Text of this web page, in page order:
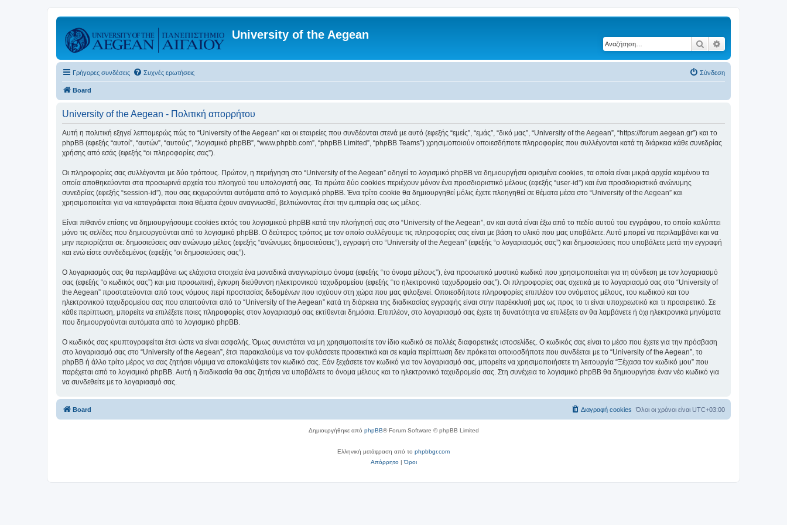
University of the Aegean
Αναζήτηση
Γρήγορες συνδέσεις Συχνές ερωτήσεις Σύνδεση
Board
University of the Aegean - Πολιτική απορρήτου
Αυτή η πολιτική εξηγεί λεπτομερώς πώς το “University of the Aegean” και οι εταιρείες που συνδέονται στενά με αυτό (εφεξής “εμείς”, “εμάς”, “δικό μας”, “University of the Aegean”, “https://forum.aegean.gr”) και το
phpBB (εφεξής “αυτοί”, “αυτών”, “αυτούς”, “λογισμικό phpBB”, “www.phpbb.com”, “phpBB Limited”, “phpBB Teams”) χρησιμοποιούν οποιεσδήποτε πληροφορίες που συλλέγονται κατά τη διάρκεια κάθε συνεδρίας
χρήσης από εσάς (εφεξής “οι πληροφορίες σας”).
Οι πληροφορίες σας συλλέγονται με δύο τρόπους. Πρώτον, η περιήγηση στο “University of the Aegean” οδηγεί το λογισμικό phpBB να δημιουργήσει ορισμένα cookies, τα οποία είναι μικρά αρχεία κειμένου τα
οποία αποθηκεύονται στα προσωρινά αρχεία του πλοηγού του υπολογιστή σας. Τα πρώτα δύο cookies περιέχουν μόνον ένα προσδιοριστικό μέλους (εφεξής “user-id”) και ένα προσδιοριστικό ανώνυμης
συνεδρίας (εφεξής “session-id”), που σας εκχωρούνται αυτόματα από το λογισμικό phpBB. Ένα τρίτο cookie θα δημιουργηθεί μόλις έχετε πλοηγηθεί σε θέματα μέσα στο “University of the Aegean” και
χρησιμοποιείται για να καταγράφεται ποια θέματα έχουν αναγνωσθεί, βελτιώνοντας έτσι την εμπειρία σας ως μέλος.
Είναι πιθανόν επίσης να δημιουργήσουμε cookies εκτός του λογισμικού phpBB κατά την πλοήγησή σας στο “University of the Aegean”, αν και αυτά είναι έξω από το πεδίο αυτού του εγγράφου, το οποίο καλύπτει
μόνο τις σελίδες που δημιουργούνται από το λογισμικό phpBB. Ο δεύτερος τρόπος με τον οποίο συλλέγουμε τις πληροφορίες σας είναι με βάση το υλικό που μας υποβάλετε. Αυτό μπορεί να περιλαμβάνει και να
μην περιορίζεται σε: δημοσιεύσεις σαν ανώνυμο μέλος (εφεξής “ανώνυμες δημοσιεύσεις”), εγγραφή στο “University of the Aegean” (εφεξής “ο λογαριασμός σας”) και δημοσιεύσεις που υποβάλετε μετά την εγγραφή
και ενώ είστε συνδεδεμένος (εφεξής “οι δημοσιεύσεις σας”).
Ο λογαριασμός σας θα περιλαμβάνει ως ελάχιστα στοιχεία ένα μοναδικά αναγνωρίσιμο όνομα (εφεξής “το όνομα μέλους”), ένα προσωπικό μυστικό κωδικό που χρησιμοποιείται για τη σύνδεση με τον λογαριασμό
σας (εφεξής “ο κωδικός σας”) και μια προσωπική, έγκυρη διεύθυνση ηλεκτρονικού ταχυδρομείου (εφεξής “το ηλεκτρονικό ταχυδρομείο σας”). Οι πληροφορίες σας σχετικά με το λογαριασμό σας στο “University of
the Aegean” προστατεύονται από τους νόμους περί προστασίας δεδομένων που ισχύουν στη χώρα που μας φιλοξενεί. Οποιεσδήποτε πληροφορίες επιπλέον του ονόματος μέλους, του κωδικού και του
ηλεκτρονικού ταχυδρομείου σας που απαιτούνται από το “University of the Aegean” κατά τη διάρκεια της διαδικασίας εγγραφής είναι στην παρέκκλισή μας ως προς το τι είναι υποχρεωτικό και τι προαιρετικό. Σε
κάθε περίπτωση, μπορείτε να επιλέξετε ποιες πληροφορίες στον λογαριασμό σας εκτίθενται δημόσια. Επιπλέον, στο λογαριασμό σας έχετε τη δυνατότητα να επιλέξετε αν θα λαμβάνετε ή όχι ηλεκτρονικά μηνύματα
που δημιουργούνται αυτόματα από το λογισμικό phpBB.
Ο κωδικός σας κρυπτογραφείται έτσι ώστε να είναι ασφαλής. Όμως συνιστάται να μη χρησιμοποιείτε τον ίδιο κωδικό σε πολλές διαφορετικές ιστοσελίδες. Ο κωδικός σας είναι το μέσο που έχετε για την πρόσβαση
στο λογαριασμό σας στο “University of the Aegean”, έτσι παρακαλούμε να τον φυλάσσετε προσεκτικά και σε καμία περίπτωση δεν πρόκειται οποιοσδήποτε που συνδέεται με το “University of the Aegean”, το
phpBB ή άλλο τρίτο μέρος να σας ζητήσει νόμιμα να αποκαλύψετε τον κωδικό σας. Εάν ξεχάσετε τον κωδικό για τον λογαριασμό σας, μπορείτε να χρησιμοποιήσετε τη λειτουργία “Ξέχασα τον κωδικό μου” που
παρέχεται από το λογισμικό phpBB. Αυτή η διαδικασία θα σας ζητήσει να υποβάλετε το όνομα μέλους και το ηλεκτρονικό ταχυδρομείο σας. Στη συνέχεια το λογισμικό phpBB θα δημιουργήσει έναν νέο κωδικό για
να συνδεθείτε με το λογαριασμό σας.
Board Όλοι οι χρόνοι είναι UTC+03:00
Διαγραφή cookies
Δημιουργήθηκε από phpBB® Forum Software © phpBB Limited
Ελληνική μετάφραση από το phpbbgr.com
Απόρρητο|Όροι